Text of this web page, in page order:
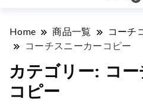
Home 商品一覧 コーチ
コーチスニーカーコピー
カテゴリー: コ
コピー